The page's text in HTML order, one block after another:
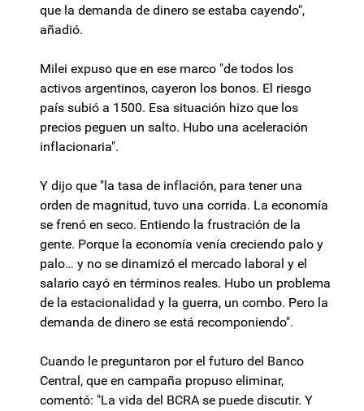
que la demanda de dinero se estaba cayendo",
añadió.
Milei expuso que en ese marco "de todos los
activos argentinos, cayeron los bonos. El riesgo
país subió a 1500. Esa situación hizo que los
precios peguen un salto. Hubo una aceleración
inflacionaria".
Y dijo que "la tasa de inflación, para tener una
orden de magnitud, tuvo una corrida. La economía
se frenó en seco. Entiendo la frustración de la
gente. Porque la economía venía creciendo palo y
palo… y no se dinamizó el mercado laboral y el
salario cayó en términos reales. Hubo un problema
de la estacionalidad y la guerra, un combo. Pero la
demanda de dinero se está recomponiendo".
Cuando le preguntaron por el futuro del Banco
Central, que en campaña propuso eliminar,
comentó: "La vida del BCRA se puede discutir. Y